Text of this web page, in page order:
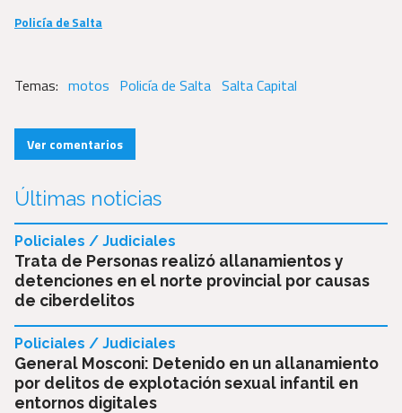
Policía de Salta
motos Policía de Salta Salta Capital
Ver comentarios
Últimas noticias
Trata de Personas realizó allanamientos y
detenciones en el norte provincial por causas
de ciberdelitos
Policiales / Judiciales
General Mosconi: Detenido en un allanamiento
por delitos de explotación sexual infantil en
entornos digitales
Policiales / Judiciales